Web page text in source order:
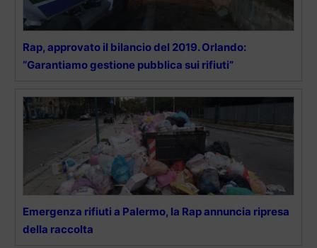
Rap, approvato il bilancio del 2019. Orlando:
“Garantiamo gestione pubblica sui rifiuti”
Emergenza rifiuti a Palermo, la Rap annuncia ripresa
della raccolta